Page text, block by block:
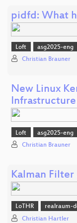
pidfd: What
Loft asg2025-eng
Christian Brauner
New Linux
Infrastructure
Loft asg2025-eng
Christian Brauner
Kalman Filter
LoTHR realraum-
Christian Hartler